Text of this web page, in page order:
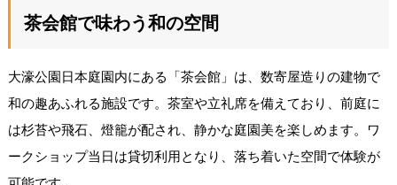
茶会館で味わう和の空間
大濠公園日本庭園内にある「茶会館」は、数寄屋造りの建物で
和の趣あふれる施設です。茶室や立礼席を備えており、前庭に
は杉苔や飛石、燈籠が配され、静かな庭園美を楽しめます。ワ
ークショップ当日は貸切利用となり、落ち着いた空間で体験が